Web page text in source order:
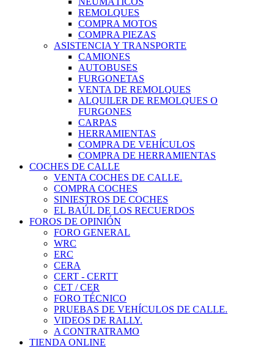
REMOLQUES
COMPRA MOTOS
COMPRA PIEZAS
ASISTENCIA Y TRANSPORTE
CAMIONES
AUTOBUSES
FURGONETAS
VENTA DE REMOLQUES
ALQUILER DE REMOLQUES O
FURGONES
CARPAS
HERRAMIENTAS
COMPRA DE VEHÍCULOS
COMPRA DE HERRAMIENTAS
COCHES DE CALLE
VENTA COCHES DE CALLE.
COMPRA COCHES
SINIESTROS DE COCHES
EL BAÚL DE LOS RECUERDOS
FOROS DE OPINIÓN
FORO GENERAL
WRC
ERC
CERA
CERT - CERTT
CET / CER
FORO TÉCNICO
PRUEBAS DE VEHÍCULOS DE CALLE.
VIDEOS DE RALLY.
A CONTRATRAMO
TIENDA ONLINE